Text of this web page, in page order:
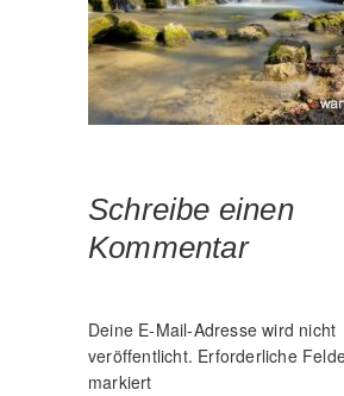
Schreibe einen
Kommentar
Deine E-Mail-Adresse wird nicht
veröffentlicht. Erforderliche
markiert